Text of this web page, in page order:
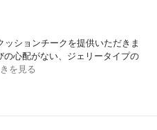
ションチークを提供いただきま
心配がない、ジェリータイプの
を見る